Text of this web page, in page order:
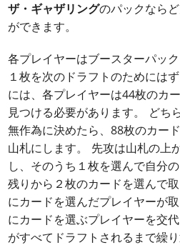
ザ・ギャザリングのパックなら
ができます。
各プレイヤーはブースターパッ
１枚を次のドラフトのためには
には、各プレイヤーは44枚のカ
見つける必要があります。 どち
無作為に決めたら、88枚のカー
山札にします。 先攻は山札の上
し、そのうち１枚を選んで自分
残りから２枚のカードを選んで
にカードを選んだプレイヤーが
にカードを選ぶプレイヤーを交
がすべてドラフトされるまで繰